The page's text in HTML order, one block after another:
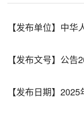
【发布单位】中
【发布文号】公
【发布日期】